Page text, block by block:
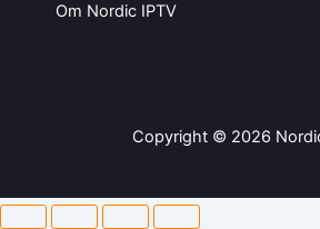
Om Nordic IPTV
Copyright © 2026